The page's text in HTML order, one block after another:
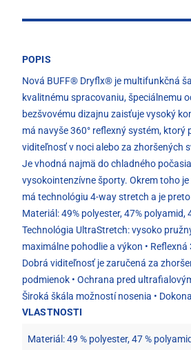
POPIS
Nová BUFF® Dryflx® je multifunkčná
kvalitnému spracovaniu, špeciálnemu
bezšvovému dizajnu zaisťuje vysoký
má navyše 360° reflexný systém, ktorý
viditeľnosť v noci alebo za zhoršených
Je vhodná najmä do chladného
vysokointenzívne športy. Okrem toho
má technológiu 4-way stretch a je
Materiál: 49% polyester, 47% polyamid,
Technológia UltraStretch: vysoko
maximálne pohodlie a výkon •
Dobrá viditeľnosť je zaručená za
podmienok • Ochrana pred
Široká škála možností nosenia •
VLASTNOSTI
Materiál: 49 % polyester, 47 %